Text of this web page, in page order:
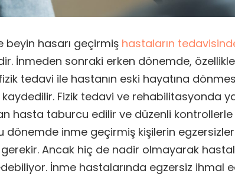
beyin hasarı geçirmiş hastaların
İnmeden sonraki erken dönemde,
tedavi ile hastanın eski hayatına
Fizik tedavi ve rehabilitasyonda
hasta taburcu edilir ve düzenli
dönemde inme geçirmiş kişilerin
Ancak hiç de nadir olmayarak
İnme hastalarında egzersiz ihmal